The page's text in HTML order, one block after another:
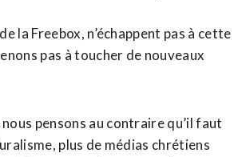
la Freebox, n’échappent pas à cette
pas à toucher de nouveaux
pensons au contraire qu’il faut
plus de médias chrétiens